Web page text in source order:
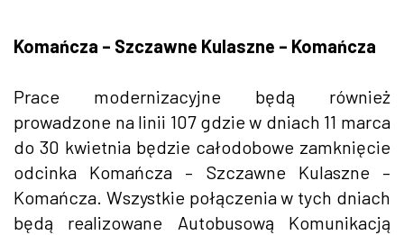
Komańcza – Szczawne Kulaszne – Komańcza
Prace modernizacyjne będą również
prowadzone na linii 107 gdzie w dniach 11 marca
do 30 kwietnia będzie całodobowe zamknięcie
odcinka Komańcza – Szczawne Kulaszne –
Komańcza. Wszystkie połączenia w tych dniach
będą realizowane Autobusową Komunikacją